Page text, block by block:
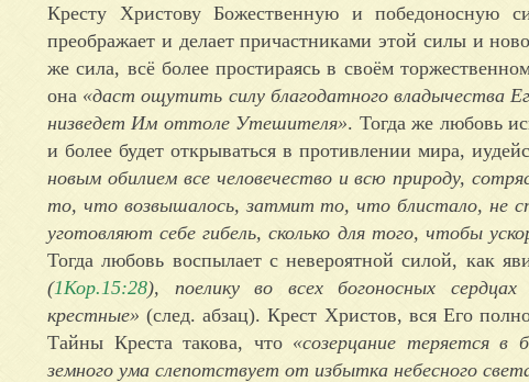
Кресту Христову Божественную и победоносную
преображает и делает причастниками этой силы и
же сила, всё более простираясь в своём
она «даст ощутить силу благодатного владычества
низведет Им оттоле Утешителя». Тогда же любовь
и более будет открываться в противлении мира,
новым обилием все человечество и всю природу,
то, что возвышалось, затмит то, что блистало, не
уготовляют себе гибель, сколько для того, чтобы
Тогда любовь воспылает с невероятной силой, как
(1Кор.15:28), поелику во всех богоносных
крестные» (след. абзац). Крест Христов, вся Его
Тайны Креста такова, что «созерцание теряется в
земного ума слепотствует от избытка небесного